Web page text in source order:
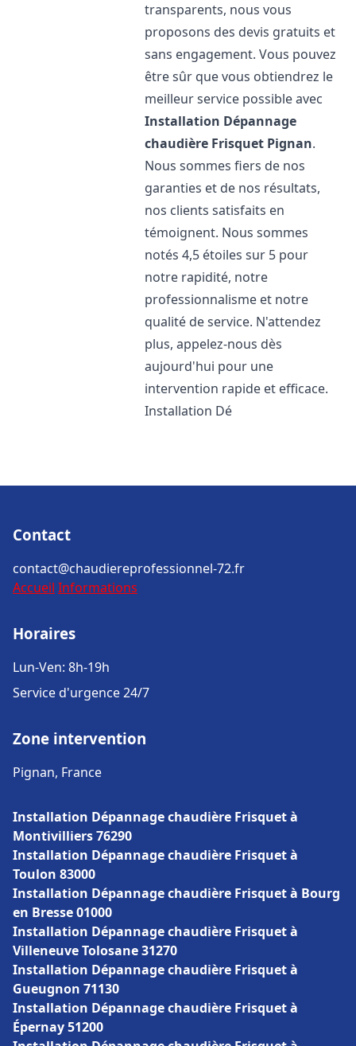
transparents, nous vous
proposons des devis gratuits et
sans engagement. Vous pouvez
être sûr que vous obtiendrez le
meilleur service possible avec
Installation Dépannage
chaudière Frisquet Pignan.
Nous sommes fiers de nos
garanties et de nos résultats,
nos clients satisfaits en
témoignent. Nous sommes
notés 4,5 étoiles sur 5 pour
notre rapidité, notre
professionnalisme et notre
qualité de service. N'attendez
plus, appelez-nous dès
aujourd'hui pour une
intervention rapide et efficace.
Installation Dé
Contact
contact@chaudiereprofessionnel-72.fr
Accueil Informations
Horaires
Lun-Ven: 8h-19h
Service d'urgence 24/7
Zone intervention
Pignan, France
Installation Dépannage chaudière Frisquet à
Montivilliers 76290
Installation Dépannage chaudière Frisquet à
Toulon 83000
Installation Dépannage chaudière Frisquet à Bourg
en Bresse 01000
Installation Dépannage chaudière Frisquet à
Villeneuve Tolosane 31270
Installation Dépannage chaudière Frisquet à
Gueugnon 71130
Installation Dépannage chaudière Frisquet à
Épernay 51200